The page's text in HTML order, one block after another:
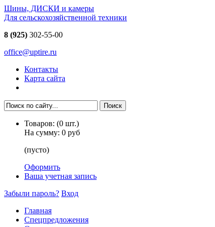
Шины, ДИСКИ и камеры
Для сельскохозяйственной техники
8 (925) 302-55-00
office@uptire.ru
Контакты
Карта сайта
Товаров: (0 шт.)
На сумму: 0 руб
(пусто)
Оформить
Ваша учетная запись
Забыли пароль? Вход
Главная
Спецпредложения